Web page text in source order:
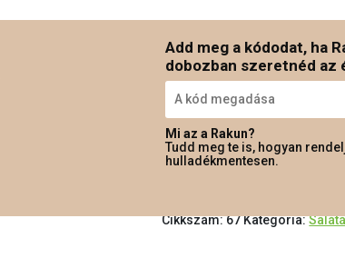
Add meg a kódodat, ha
dobozban szeretnéd az
Mi az a Rakun?
Tudd meg te is, hogyan
hulladékmentesen.
Cikkszám:67Kategória: